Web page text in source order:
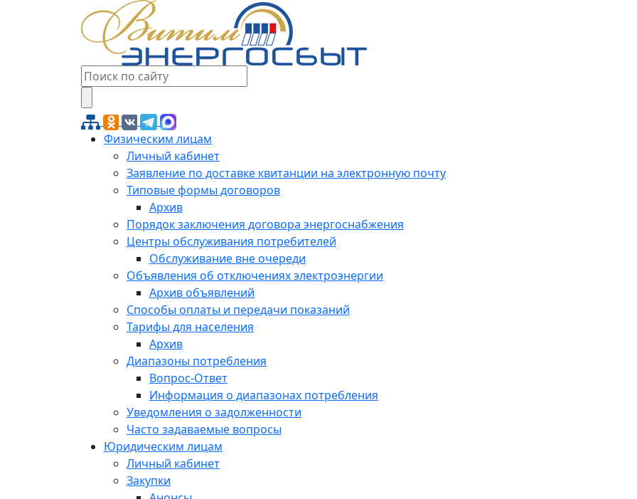
Физическим лицам
Личный кабинет
Заявление по доставке квитанции на электронную почту
Типовые формы договоров
Архив
Порядок заключения договора энергоснабжения
Центры обслуживания потребителей
Обслуживание вне очереди
Объявления об отключениях электроэнергии
Архив объявлений
Способы оплаты и передачи показаний
Тарифы для населения
Архив
Диапазоны потребления
Вопрос-Ответ
Информация о диапазонах потребления
Уведомления о задолженности
Часто задаваемые вопросы
Юридическим лицам
Личный кабинет
Закупки